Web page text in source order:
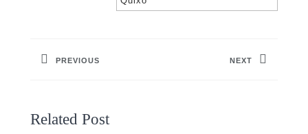
l’article
PREVIOUS NEXT
Related Post